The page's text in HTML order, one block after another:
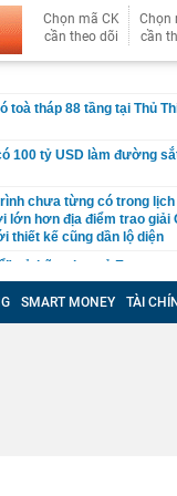
Chọn mã CK
cần theo dõi
Chọn
cần
toà tháp 88 tầng tại Thủ
100 tỷ USD làm đường
chưa từng có trong
lớn hơn địa điểm trao
thiết kế cũng dần lộ diện
sở hữu chục tỷ Euro
SN 2001
24 tỷ đồng tiền mặt bị
SMART MONEY TÀI